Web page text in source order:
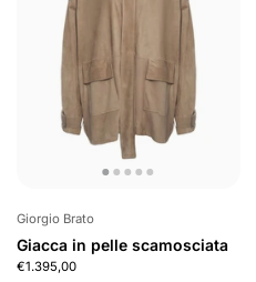
Giorgio Brato
Giacca in pelle scamosciata
€1.395,00